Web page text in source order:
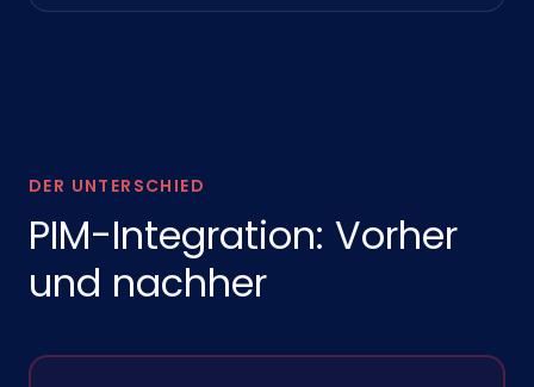
DER UNTERSCHIED
PIM-Integration: Vorher
und nachher